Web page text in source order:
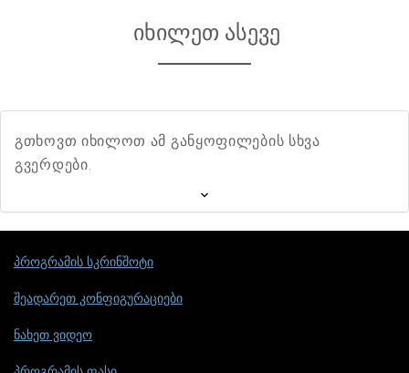
იხილეთ ასევე
გთხოვთ იხილოთ ამ განყოფილების სხვა
გვერდები.
პროგრამის სკრინშოტი
შეადარეთ კონფიგურაციები
ნახეთ ვიდეო